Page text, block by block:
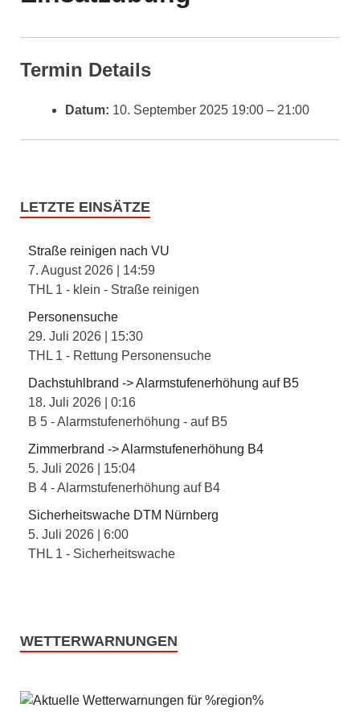
Termin Details
Datum: 10. September 2025 19:00 – 21:00
LETZTE EINSÄTZE
Straße reinigen nach VU
7. August 2026
14:59
THL 1 - klein - Straße reinigen
Personensuche
29. Juli 2026
15:30
THL 1 - Rettung Personensuche
Dachstuhlbrand -> Alarmstufenerhöhung auf B5
18. Juli 2026
0:16
B 5 - Alarmstufenerhöhung - auf B5
Zimmerbrand -> Alarmstufenerhöhung B4
5. Juli 2026
15:04
B 4 - Alarmstufenerhöhung auf B4
Sicherheitswache DTM Nürnberg
5. Juli 2026
6:00
THL 1 - Sicherheitswache
WETTERWARNUNGEN